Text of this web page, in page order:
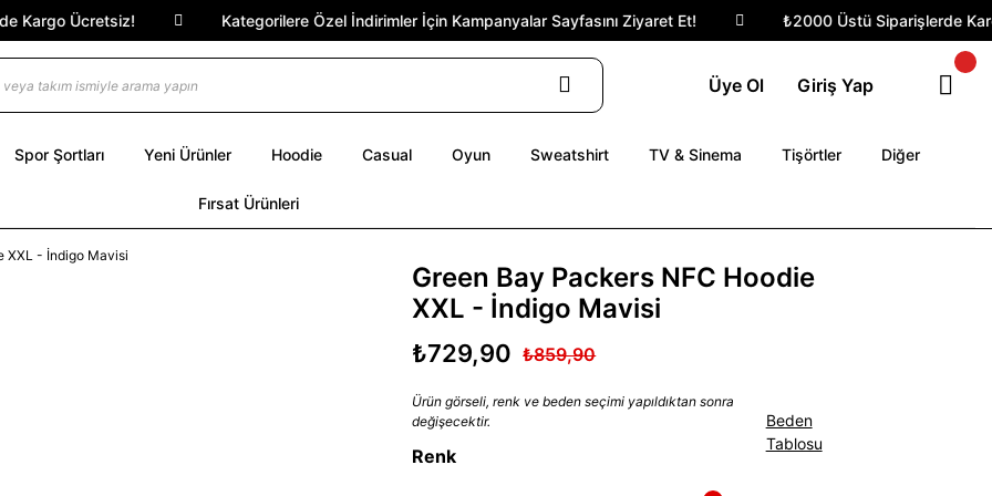
Ücretsiz! Kategorilere Özel İndirimler İçin Kampanyalar Sayfasını Ziyaret Et! ₺2000 Üstü Siparişlerde
Üye Ol Giriş Yap
Spor Şortları Yeni Ürünler Hoodie Casual Oyun Sweatshirt TV & Sinema Tişörtler Diğer
Fırsat Ürünleri
Green Bay Packers NFC Hoodie
XXL - İndigo Mavisi
₺729,90 ₺859,90
Ürün görseli, renk ve beden seçimi yapıldıktan sonra
değişecektir.
Renk
Beden
Tablosu